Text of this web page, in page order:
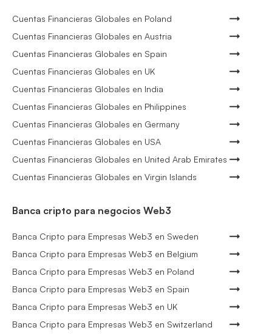
Cuentas Financieras Globales en Poland
Cuentas Financieras Globales en Austria
Cuentas Financieras Globales en Spain
Cuentas Financieras Globales en UK
Cuentas Financieras Globales en India
Cuentas Financieras Globales en Philippines
Cuentas Financieras Globales en Germany
Cuentas Financieras Globales en USA
Cuentas Financieras Globales en United Arab Emirates
Cuentas Financieras Globales en Virgin Islands
Banca cripto para negocios Web3
Banca Cripto para Empresas Web3 en Sweden
Banca Cripto para Empresas Web3 en Belgium
Banca Cripto para Empresas Web3 en Poland
Banca Cripto para Empresas Web3 en Spain
Banca Cripto para Empresas Web3 en UK
Banca Cripto para Empresas Web3 en Switzerland